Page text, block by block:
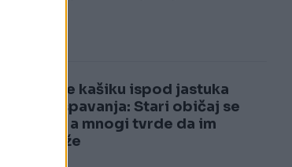
Stavite kašiku ispod jastuka
prije spavanja: Stari običaj se
vraća, a mnogi tvrde da im
pomaže